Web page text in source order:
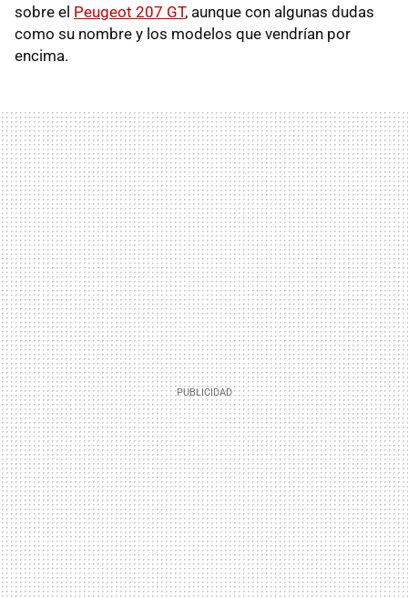
sobre el Peugeot 207 GT, aunque con algunas dudas
como su nombre y los modelos que vendrían por
encima.